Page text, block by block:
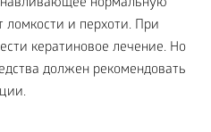
нормальную
и перхоти. При
кератиновое лечение. Но
должен рекомендовать